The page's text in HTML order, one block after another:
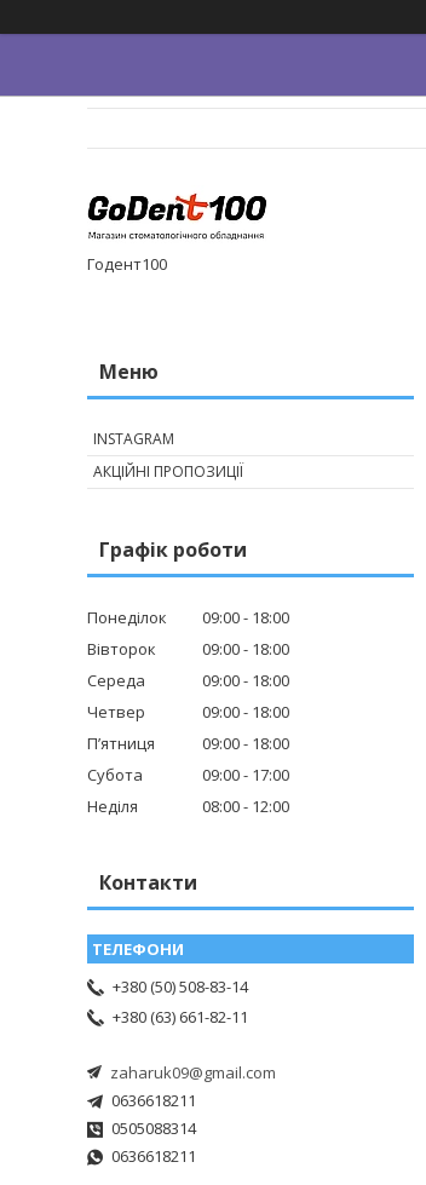
Годент100
INSTAGRAM
АКЦІЙНІ ПРОПОЗИЦІЇ
Графік роботи
Понеділок 09:00
18:00
Вівторок
09:00
18:00
Середа
09:00
18:00
Четвер
09:00
18:00
Пʼятниця
09:00
18:00
Субота
09:00
17:00
Неділя
08:00 12:00
Контакти
+380 (50) 508-83-14
+380 (63) 661-82-11
zaharuk09@gmail.com
0636618211
0505088314
0636618211